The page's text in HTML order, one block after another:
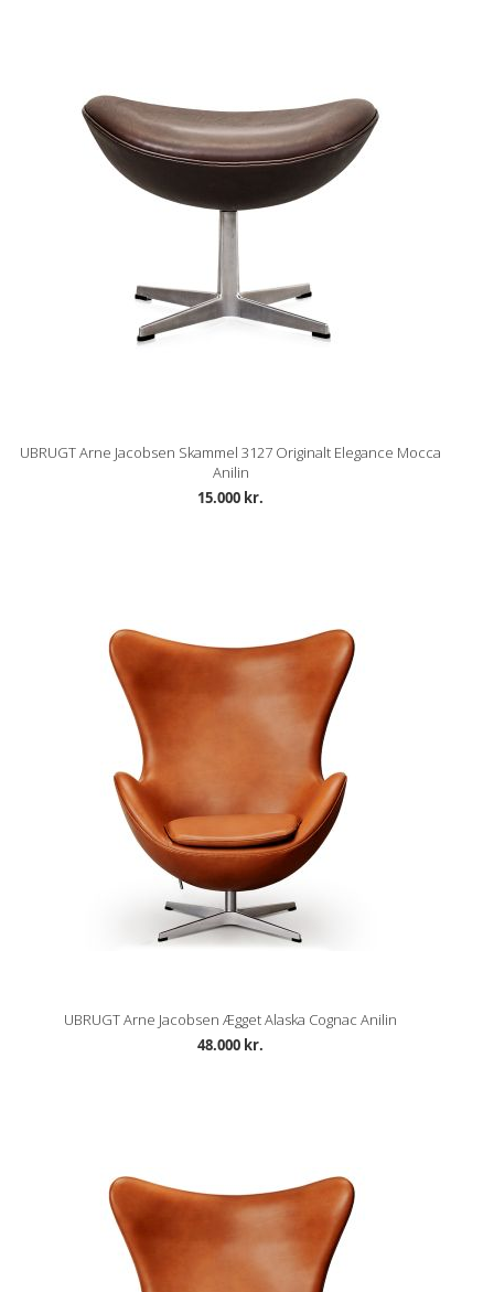
UBRUGT Arne Jacobsen Skammel 3127 Originalt Elegance Mocca
Anilin
15.000 kr.
UBRUGT Arne Jacobsen Ægget Alaska Cognac Anilin
48.000 kr.